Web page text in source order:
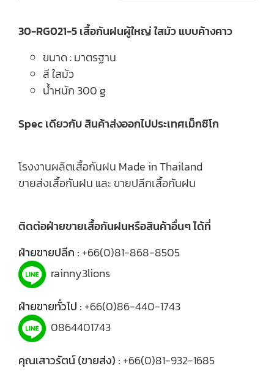
30-RG021-5 เสื้อกันฝนผู้ใหญ่ ใสมัว แบบค้างคาว
ขนาด : มาตรฐาน
สี ใสมัว
น้ำหนัก 300 g
Spec เดียวกับ สินค้าส่งออกไปประเทศเม็กซิโก
โรงงานผลิตเสื้อกันฝน Made in Thailand
ขายส่งเสื้อกันฝน และ ขายปลีกเสื้อกันฝน
ติดต่อฝ่ายขายเสื้อกันฝนหรือสินค้าอื่นๆ ได้ที่
ฝ่ายขายปลีก : +66(0)81-868-8505
rainny3lions
ฝ่ายขายทั่วไป : +66(0)86-440-1743
0864401743
คุณเสาวรัตน์ (ขายส่ง) : +66(0)81-932-1685